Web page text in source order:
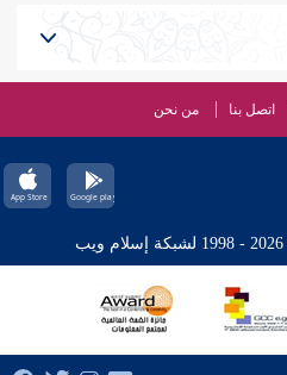
اتصل بنا من نحن